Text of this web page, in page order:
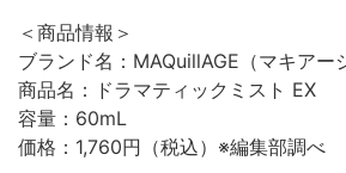
＜商品情報＞
ブランド名：MAQuillAGE（マキアー
商品名：ドラマティックミスト EX
容量：60mL
価格：1,760円（税込）※編集部調べ